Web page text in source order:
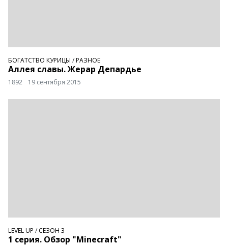
БОГАТСТВО КУРИЦЫ /РАЗНОЕ
Аллея славы. Жерар Депардье
1892 19 сентября 2015
LEVEL UP / СЕЗОН 3
1 серия. Обзор "Minecraft"